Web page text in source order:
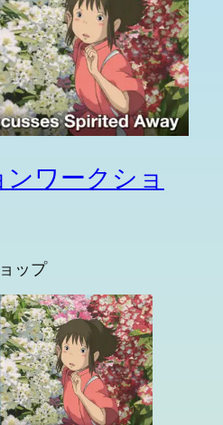
ワークショ
ップ